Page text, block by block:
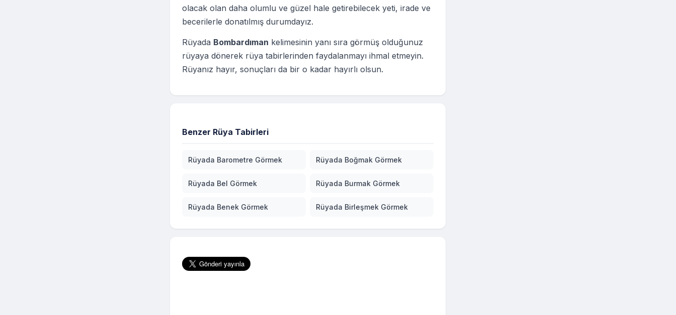
olacak olan daha olumlu ve güzel hale getirebilecek yeti, irade ve
becerilerle donatılmış durumdayız.
Rüyada Bombardıman kelimesinin yanı sıra görmüş olduğunuz
rüyaya dönerek rüya tabirlerinden faydalanmayı ihmal etmeyin.
Rüyanız hayır, sonuçları da bir o kadar hayırlı olsun.
Benzer Rüya Tabirleri
Rüyada Barometre Görmek Rüyada Boğmak Görmek
Rüyada Bel Görmek Rüyada Burmak Görmek
Rüyada Benek Görmek Rüyada Birleşmek Görmek